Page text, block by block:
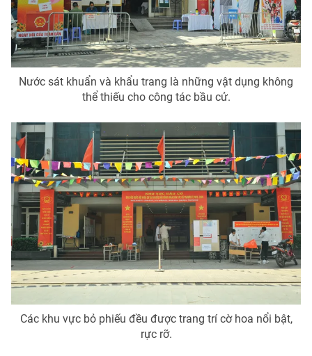
Nước sát khuẩn và khẩu trang là những vật dụng không
thể thiếu cho công tác bầu cử.
Các khu vực bỏ phiếu đều được trang trí cờ hoa nổi bật,
rực rỡ.